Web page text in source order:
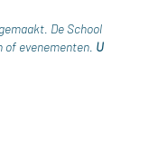
De School
evenementen. U